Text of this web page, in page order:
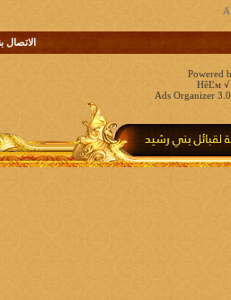
الاتصال
Powered
HêĽм √
Ads Organizer